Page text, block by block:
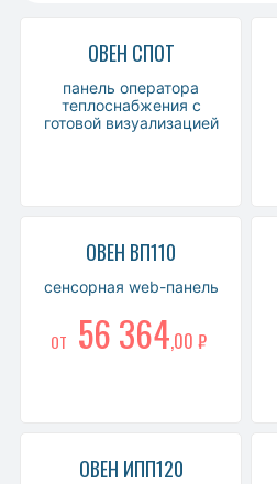
ОВЕН СПОТ
панель оператора
теплоснабжения с
готовой визуализацией
ОВЕН ВП110
сенсорная web-панель
ОТ 56 364,00 ₽
ОВЕН ИПП120